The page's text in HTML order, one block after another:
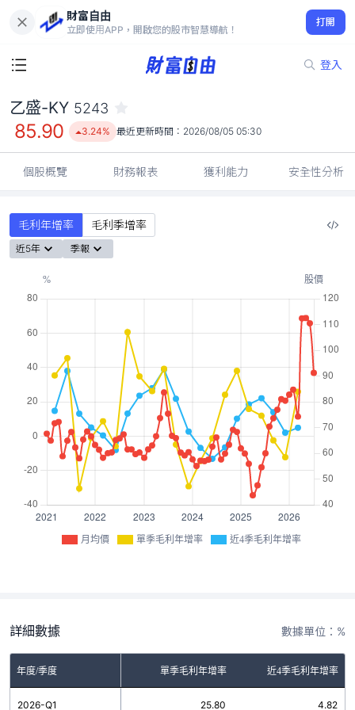
財富自由
立即使用APP，開啟您的股市智慧導航！
打開
登入
85.90
3.24%
乙盛-KY 5243
85.90 3.24% 最近更新時間： 2026/08/05 05:30
個股概覽 財務報表 獲利能力 安全性分析
毛利年增率 毛利季增率
近5年 季報
月均價 單季毛利年增率 近4季毛利年增率
詳細數據 數據單位：%
年度/季度 單季毛利年增率 近4季毛利年增率
2026-Q1 25.80 4.82